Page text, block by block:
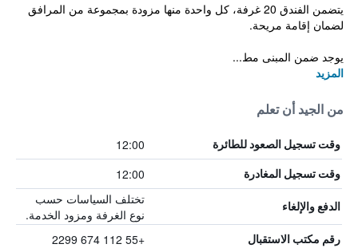
يتضمن الفندق 20 غرفة، كل واحدة منها مزودة بمجموعة من المرافق
لضمان إقامة مريحة.
يوجد ضمن المبنى مط...
المزيد
من الجيد أن تعلم
وقت تسجيل الصعود للطائرة 12:00
وقت تسجيل المغادرة 12:00
الدفع والإلغاء
تختلف السياسات حسب
نوع الغرفة ومزود الخدمة.
رقم مكتب الاستقبال +55 112 674 2299